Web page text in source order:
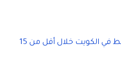
فتح السيارات بسعر بسيط في الكويت خلال أقل من 15